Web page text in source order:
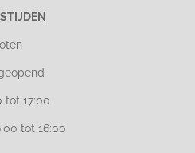
tot 17:00
tot 16:00